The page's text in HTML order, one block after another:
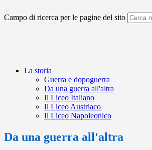
Campo di ricerca per le pagine del sito
La storia
Guerra e dopoguerra
Da una guerra all'altra
Il Liceo Italiano
Il Liceo Austriaco
Il Liceo Napoleonico
Da una guerra all'altra